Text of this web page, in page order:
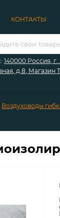
КОНТАКТЫ
140000 Россия,
д.8, Магазин
Воздуховоды